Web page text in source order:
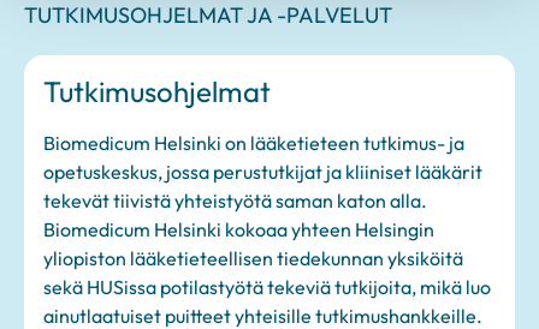
TUTKIMUSOHJELMAT JA -PALVELUT
Tutkimusohjelmat
Biomedicum Helsinki on lääketieteen tutkimus- ja
opetuskeskus, jossa perustutkijat ja kliiniset lääkärit
tekevät tiivistä yhteistyötä saman katon alla.
Biomedicum Helsinki kokoaa yhteen Helsingin
yliopiston lääketieteellisen tiedekunnan yksiköitä
sekä HUSissa potilastyötä tekeviä tutkijoita, mikä luo
ainutlaatuiset puitteet yhteisille tutkimushankkeille.